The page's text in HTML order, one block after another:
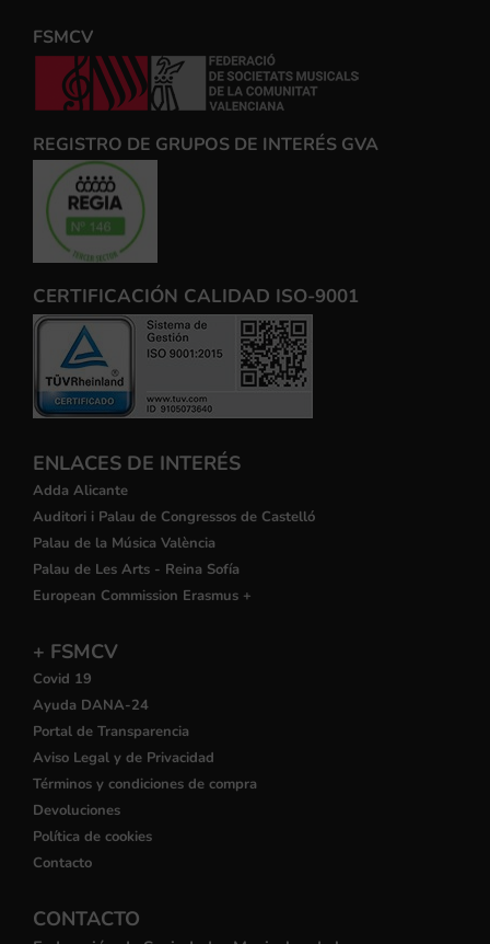
FSMCV
REGISTRO DE GRUPOS DE INTERÉS GVA
CERTIFICACIÓN CALIDAD ISO-9001
ENLACES DE INTERÉS
Adda Alicante
Auditori i Palau de Congressos de Castelló
Palau de la Música València
Palau de Les Arts - Reina Sofía
European Commission Erasmus +
+ FSMCV
Covid 19
Ayuda DANA-24
Portal de Transparencia
Aviso Legal y de Privacidad
Términos y condiciones de compra
Devoluciones
Política de cookies
Contacto
CONTACTO